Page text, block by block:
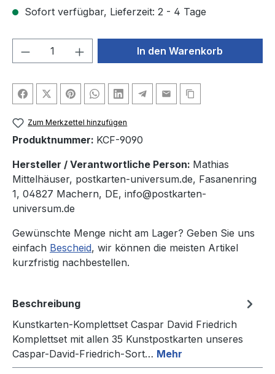
Sofort verfügbar, Lieferzeit: 2 - 4 Tage
Produkt Anzahl: Gib denIn den Warenkorb
Zum Merkzettel hinzufügen
Produktnummer: KCF-9090
Hersteller / Verantwortliche Person: Mathias
Mittelhäuser, postkarten-universum.de, Fasanenring
1, 04827 Machern, DE, info@postkarten-
universum.de
Gewünschte Menge nicht am Lager? Geben Sie uns
einfach Bescheid, wir können die meisten Artikel
kurzfristig nachbestellen.
Beschreibung
Kunstkarten-Komplettset Caspar David Friedrich
Komplettset mit allen 35 Kunstpostkarten unseres
Caspar-David-Friedrich-Sort… Mehr